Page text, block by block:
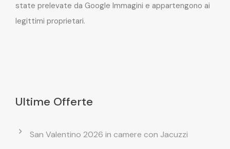
state prelevate da Google Immagini e appartengono ai
legittimi proprietari.
Ultime Offerte
San Valentino 2026 in camere con Jacuzzi